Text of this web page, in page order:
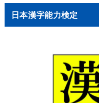
日本漢字能力検定